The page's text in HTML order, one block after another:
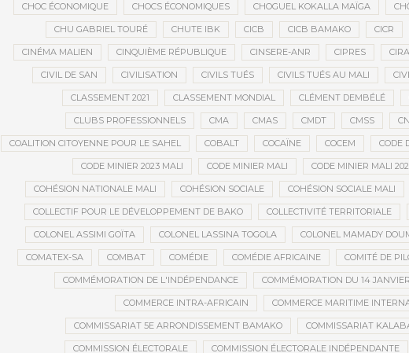
CHOC ÉCONOMIQUE CHOCS ÉCONOMIQUES CHOGUEL KOKALLA MAÏGA
CHU GABRIEL TOURÉ CHUTE IBK CICB CICB BAMAKO CICR
CINÉMA MALIEN CINQUIÈME RÉPUBLIQUE CINSERE-ANR CIPRES
CIVIL DE SAN CIVILISATION CIVILS TUÉS CIVILS TUÉS AU MALI
CLASSEMENT 2021 CLASSEMENT MONDIAL CLÉMENT DEMBÉLÉ
CLUBS PROFESSIONNELS CMA CMAS CMDT CMSS
COALITION CITOYENNE POUR LE SAHEL COBALT COCAÏNE COCEM CODE
CODE MINIER 2023 MALI CODE MINIER MALI CODE MINIER MALI
COHÉSION NATIONALE MALI COHÉSION SOCIALE COHÉSION SOCIALE MALI
COLLECTIF POUR LE DÉVELOPPEMENT DE BAKO COLLECTIVITÉ TERRITORIALE
COLONEL ASSIMI GOÏTA COLONEL LASSINA TOGOLA COLONEL MAMADY
COMATEX-SA COMBAT COMÉDIE COMÉDIE AFRICAINE COMITÉ DE
COMMÉMORATION DE L'INDÉPENDANCE COMMÉMORATION DU 14 JANVIER
COMMERCE INTRA-AFRICAIN COMMERCE MARITIME
COMMISSARIAT 5E ARRONDISSEMENT BAMAKO COMMISSARIAT
COMMISSION ÉLECTORALE COMMISSION ÉLECTORALE INDÉPENDANTE